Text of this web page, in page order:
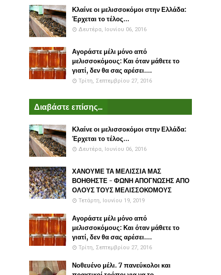
Κλαίνε οι μελισσοκόμοι στην Ελλάδα:
Έρχεται το τέλος...
Δευτέρα, Ιουνίου 06, 2016
Αγοράστε μέλι μόνο από
μελισσοκόμους: Και όταν μάθετε το
γιατί, δεν θα σας αρέσει....
Τρίτη, Σεπτεμβρίου 27, 2016
Διαβάστε επίσης...
Κλαίνε οι μελισσοκόμοι στην Ελλάδα:
Έρχεται το τέλος...
Δευτέρα, Ιουνίου 06, 2016
ΧΑΝΟΥΜΕ ΤΑ ΜΕΛΙΣΣΙΑ ΜΑΣ
ΒΟΗΘΗΣΤΕ - ΦΩΝΗ ΑΠΟΓΝΩΣΗΣ ΑΠΟ
ΟΛΟΥΣ ΤΟΥΣ ΜΕΛΙΣΣΟΚΟΜΟΥΣ
Τετάρτη, Ιουνίου 19, 2019
Αγοράστε μέλι μόνο από
μελισσοκόμους: Και όταν μάθετε το
γιατί, δεν θα σας αρέσει....
Τρίτη, Σεπτεμβρίου 27, 2016
Νοθευένο μέλι. 7 πανεύκολοι και